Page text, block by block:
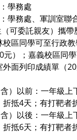
學務處
學務處、軍訓室聯
可委託親友）攜
區同學可至行政
元）；嘉義校區同
面列印成績單（20
含）以前：一年級
抵4天；有打靶者
含）以後：一年級
抵6天；有打靶者